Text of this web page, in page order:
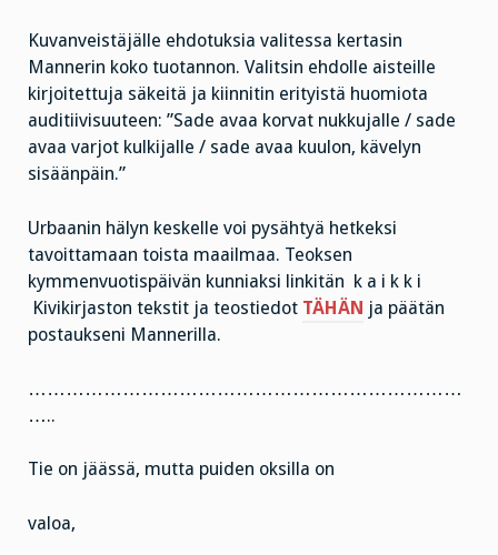
Kuvanveistäjälle ehdotuksia valitessa kertasin
Mannerin koko tuotannon. Valitsin ehdolle aisteille
kirjoitettuja säkeitä ja kiinnitin erityistä huomiota
auditiivisuuteen: ”Sade avaa korvat nukkujalle / sade
avaa varjot kulkijalle / sade avaa kuulon, kävelyn
sisäänpäin.”
Urbaanin hälyn keskelle voi pysähtyä hetkeksi
tavoittamaan toista maailmaa. Teoksen
kymmenvuotispäivän kunniaksi linkitän k a i k k i
Kivikirjaston tekstit ja teostiedot TÄHÄN ja päätän
postaukseni Mannerilla.
……………………………………………………………
…..
Tie on jäässä, mutta puiden oksilla on
valoa,